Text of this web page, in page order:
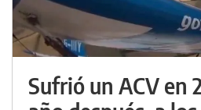
Sufrió un ACV en